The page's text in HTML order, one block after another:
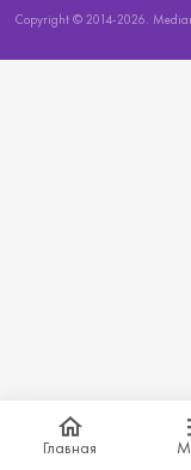
Главная
Copyright © 2014-2026.